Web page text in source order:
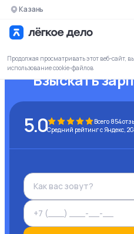
Казань
Продолжая просматривать этот веб-сайт,
использование cookie-файлов
Взыскать
5.0 Всего 854
Средний рейтинг с Яндекс,